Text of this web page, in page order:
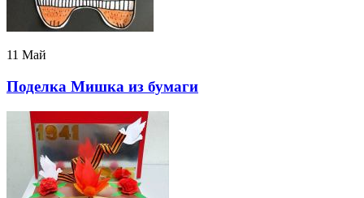
11 Май
Поделка Мишка из бумаги